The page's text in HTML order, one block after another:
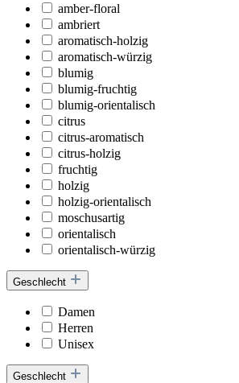
amber-floral
ambriert
aromatisch-holzig
aromatisch-würzig
blumig
blumig-fruchtig
blumig-orientalisch
citrus
citrus-aromatisch
citrus-holzig
fruchtig
holzig
holzig-orientalisch
moschusartig
orientalisch
orientalisch-würzig
Geschlecht
Damen
Herren
Unisex
Geschlecht